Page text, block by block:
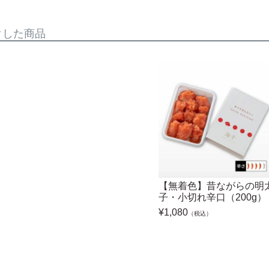
た商品
【無着色】昔ながらの明
子・小切れ辛口（200g）
¥1,080 （税込）